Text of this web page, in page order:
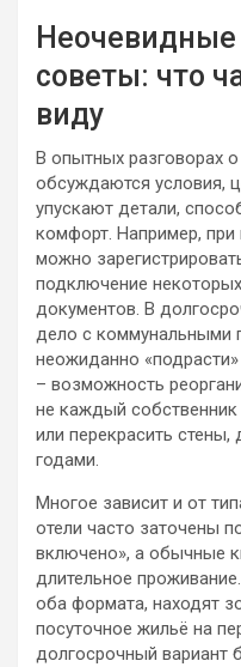
советы: что
виду
В опытных разговорах
обсуждаются условия,
упускают детали,
комфорт. Например, при
можно
подключение
документов. В
дело с коммунальными
неожиданно
– возможность
не каждый
или перекрасить
годами.
Многое зависит и от
отели часто заточены
включено», а обычные
длительное
оба формата, находят
посуточное жильё на
долгосрочный вариант